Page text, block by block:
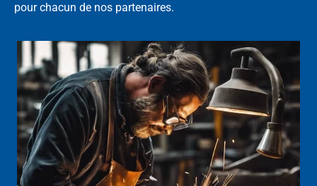
pour chacun de nos partenaires.